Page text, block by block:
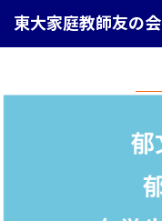
東大家庭教師友の会